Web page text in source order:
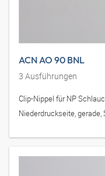
ACN AO 90 BNL
3 Ausführungen
Clip-Nippel für NP
Niederdruckseite, gerade,